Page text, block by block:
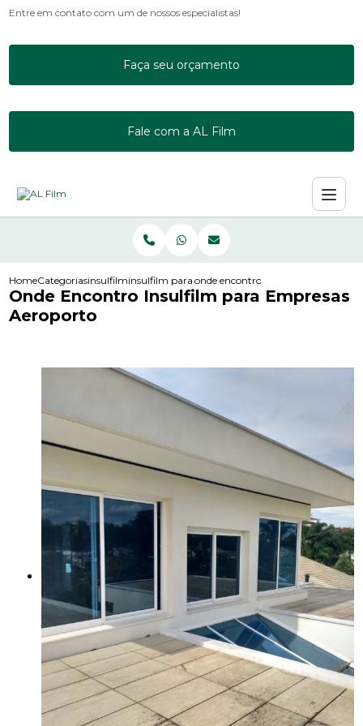
Entre em contato com um de nossos especialistas!
Faça seu orçamento
Fale com a AL Film
HomeCategoriasinsulfilminsulfilm para apartamentoonde encontro insulfilm para
Onde Encontro Insulfilm para Empresas
Aeroporto